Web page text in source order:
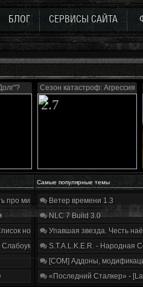
БЛОГ СЕРВИСЫ САЙТА
Сезон катастроф: Агрессия
2.7
Самые популярные темы
про мир, геймплей и сюжет | Разбор
нововведений
и отвага
Ветер времени 1.3
NLC 7 Build 3.0
Упавшая звезда. Честь
S.T.A.L.K.E.R. - Народная
[COM] Аддоны,
«Последний Сталкер» -